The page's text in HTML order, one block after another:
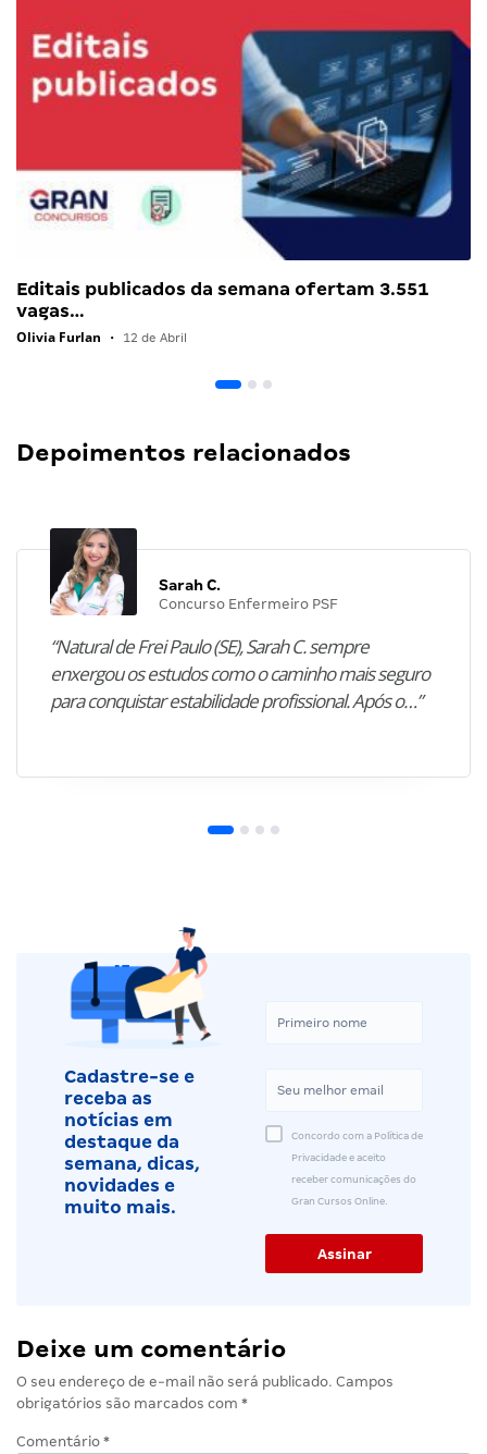
Editais publicados da semana ofertam 3.551
vagas…
Olivia Furlan • 12 de Abril
Depoimentos relacionados
Sarah C.
Concurso Enfermeiro PSF
“Natural de Frei Paulo (SE), Sarah C. sempre
enxergou os estudos como o caminho mais seguro
para conquistar estabilidade profissional. Após o…”
Cadastre-se e
receba as
notícias em
destaque da
semana, dicas,
novidades e
muito mais.
Concordo com a Política de
Privacidade e aceito
receber comunicações do
Gran Cursos Online.
Deixe um comentário
O seu endereço de e-mail não será publicado. Campos
obrigatórios são marcados com *
Comentário *